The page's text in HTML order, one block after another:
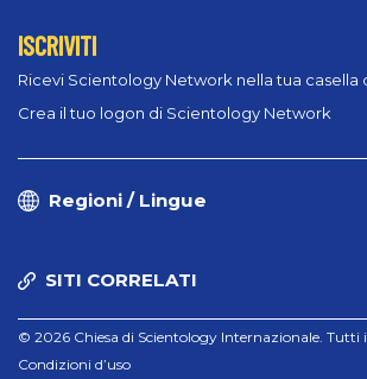
ISCRIVITI
Ricevi Scientology Network nella tua casella
Crea il tuo logon di Scientology Network
Regioni / Lingue
SITI CORRELATI
© 2026 Chiesa di Scientology Internazionale. Tutti
Condizioni d’uso